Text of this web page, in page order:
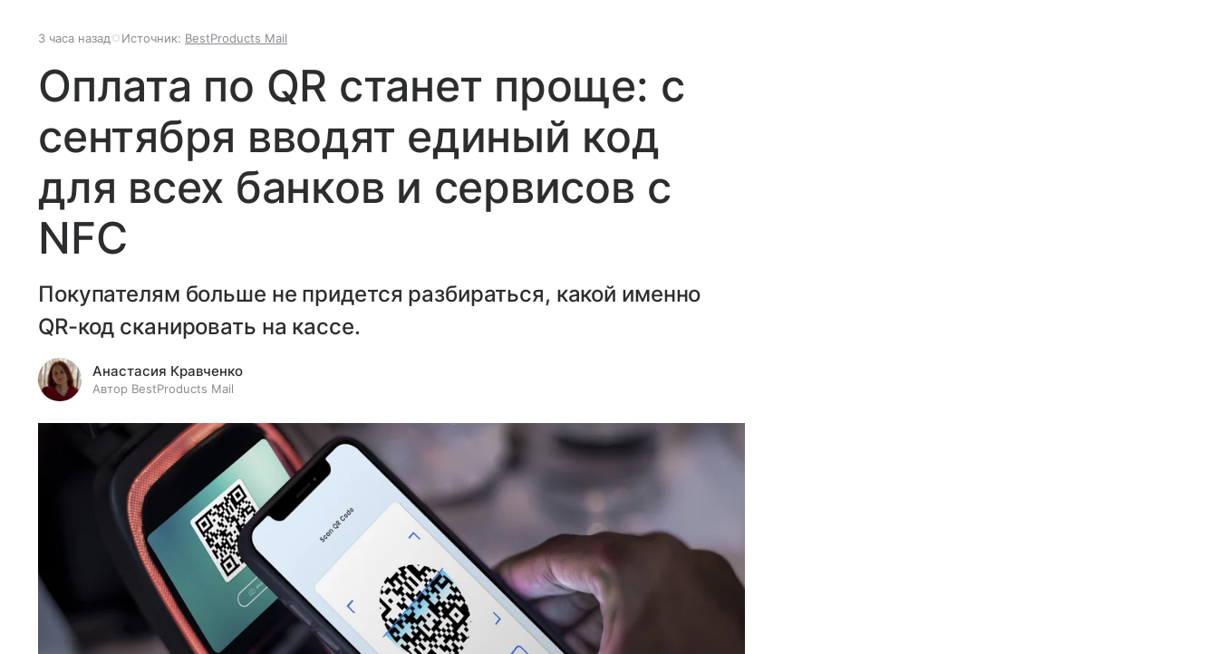
3 часа назад Источник: BestProducts Mail
Оплата по QR станет проще: с
сентября вводят единый код
для всех банков и сервисов с
NFC
Покупателям больше не придется разбираться, какой именно
QR-код сканировать на кассе.
Анастасия Кравченко
Автор BestProducts Mail